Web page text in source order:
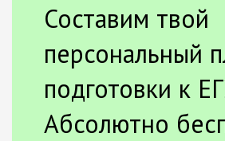
Составим твой
персональный
подготовки к
Абсолютно